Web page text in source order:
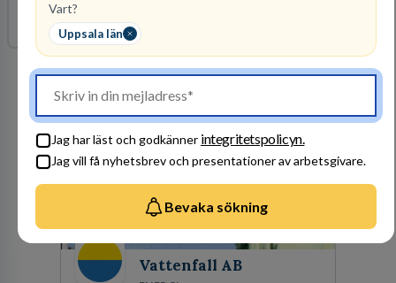
Vart?
Uppsala län
Jag har läst och godkänner integritetspolicyn.
Jag vill få nyhetsbrev och presentationer av arbetsgivare.
Bevaka sökning
Försvarsmakten
Arbetsgivare i fokus
Vattenfall AB